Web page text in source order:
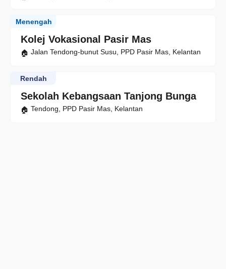
Kolej Vokasional Pasir Mas
Menengah
Jalan Tendong-bunut Susu, PPD Pasir Mas, Kelantan
Sekolah Kebangsaan Tanjong Bunga
Rendah
Tendong, PPD Pasir Mas, Kelantan